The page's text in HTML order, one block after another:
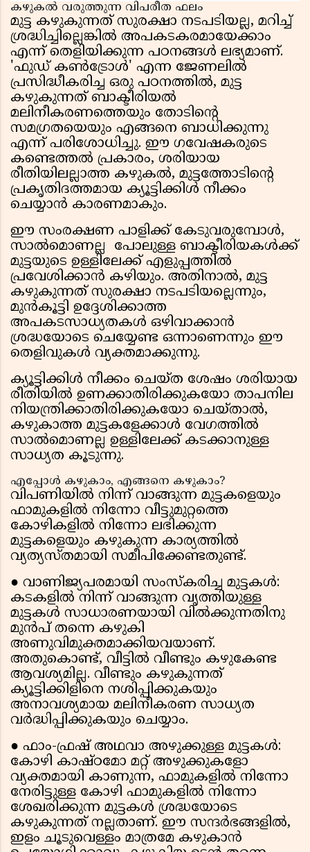
കഴുകൽ വരുത്തുന്ന വിപരീത ഫലം
മുട്ട കഴുകുന്നത് സുരക്ഷാ നടപടിയല്ല, മറിച്ച്
ശ്രദ്ധിച്ചില്ലെങ്കിൽ അപകടകരമായേക്കാം
എന്ന് തെളിയിക്കുന്ന പഠനങ്ങൾ ലഭ്യമാണ്.
'ഫുഡ് കൺട്രോൾ' എന്ന ജേണലിൽ
പ്രസിദ്ധീകരിച്ച ഒരു പഠനത്തിൽ, മുട്ട
കഴുകുന്നത് ബാക്ടീരിയൽ
മലിനീകരണത്തെയും തോടിന്റെ
സമഗ്രതയെയും എങ്ങനെ ബാധിക്കുന്നു
എന്ന് പരിശോധിച്ചു. ഈ ഗവേഷകരുടെ
കണ്ടെത്തൽ പ്രകാരം, ശരിയായ
രീതിയിലല്ലാത്ത കഴുകൽ, മുട്ടത്തോടിന്റെ
പ്രകൃതിദത്തമായ ക്യൂട്ടിക്കിൾ നീക്കം
ചെയ്യാൻ കാരണമാകും.
ഈ സംരക്ഷണ പാളിക്ക് കേടുവരുമ്പോൾ,
സാൽമൊണല്ല പോലുള്ള ബാക്ടീരിയകൾക്ക്
മുട്ടയുടെ ഉള്ളിലേക്ക് എളുപ്പത്തിൽ
പ്രവേശിക്കാൻ കഴിയും. അതിനാൽ, മുട്ട
കഴുകുന്നത് സുരക്ഷാ നടപടിയല്ലെന്നും,
മുൻകൂട്ടി ഉദ്ദേശിക്കാത്ത
അപകടസാധ്യതകൾ ഒഴിവാക്കാൻ
ശ്രദ്ധയോടെ ചെയ്യേണ്ട ഒന്നാണെന്നും ഈ
തെളിവുകൾ വ്യക്തമാക്കുന്നു.
ക്യൂട്ടിക്കിൾ നീക്കം ചെയ്ത ശേഷം ശരിയായ
രീതിയിൽ ഉണക്കാതിരിക്കുകയോ താപനില
നിയന്ത്രിക്കാതിരിക്കുകയോ ചെയ്താൽ,
കഴുകാത്ത മുട്ടകളേക്കാൾ വേഗത്തിൽ
സാൽമൊണല്ല ഉള്ളിലേക്ക് കടക്കാനുള്ള
സാധ്യത കൂടുന്നു.
എപ്പോൾ കഴുകാം, എങ്ങനെ കഴുകാം?
വിപണിയിൽ നിന്ന് വാങ്ങുന്ന മുട്ടകളെയും
ഫാമുകളിൽ നിന്നോ വീട്ടുമുറ്റത്തെ
കോഴികളിൽ നിന്നോ ലഭിക്കുന്ന
മുട്ടകളെയും കഴുകുന്ന കാര്യത്തിൽ
വ്യത്യസ്തമായി സമീപിക്കേണ്ടതുണ്ട്.
● വാണിജ്യപരമായി സംസ്കരിച്ച മുട്ടകൾ:
കടകളിൽ നിന്ന് വാങ്ങുന്ന വൃത്തിയുള്ള
മുട്ടകൾ സാധാരണയായി വിൽക്കുന്നതിനു
മുൻപ് തന്നെ കഴുകി
അണുവിമുക്തമാക്കിയവയാണ്.
അതുകൊണ്ട്, വീട്ടിൽ വീണ്ടും കഴുകേണ്ട
ആവശ്യമില്ല. വീണ്ടും കഴുകുന്നത്
ക്യൂട്ടിക്കിളിനെ നശിപ്പിക്കുകയും
അനാവശ്യമായ മലിനീകരണ സാധ്യത
വർദ്ധിപ്പിക്കുകയും ചെയ്യാം.
● ഫാം-ഫ്രഷ് അഥവാ അഴുക്കുള്ള മുട്ടകൾ:
കോഴി കാഷ്ഠമോ മറ്റ് അഴുക്കുകളോ
വ്യക്തമായി കാണുന്ന, ഫാമുകളിൽ നിന്നോ
നേരിട്ടുള്ള കോഴി ഫാമുകളിൽ നിന്നോ
ശേഖരിക്കുന്ന മുട്ടകൾ ശ്രദ്ധയോടെ
കഴുകുന്നത് നല്ലതാണ്. ഈ സന്ദർഭങ്ങളിൽ,
ഇളം ചൂടുവെള്ളം മാത്രമേ കഴുകാൻ